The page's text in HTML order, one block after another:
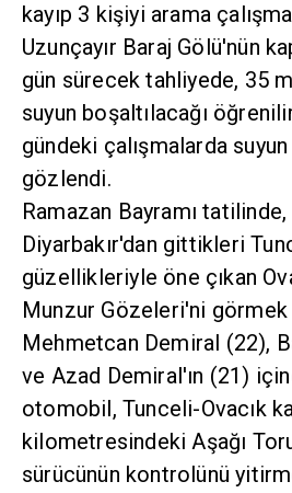
kayıp 3 kişiyi arama
Uzunçayır Baraj Gölü'nün
gün sürecek tahliyede, 35
suyun boşaltılacağı
gündeki çalışmalarda
gözlendi.
Ramazan Bayramı
Diyarbakır'dan gittikleri
güzellikleriyle öne çıkan
Munzur Gözeleri'ni
Mehmetcan Demiral (22),
ve Azad Demiral'ın (21)
otomobil, Tunceli-Ovacık
kilometresindeki Aşağı
sürücünün kontrolünü